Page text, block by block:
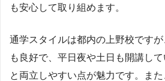
も安心して取り組めます。
通学スタイルは都内の上野校です
も良好で、平日夜や土日も開講し
と両立しやすい点が魅力です。ま